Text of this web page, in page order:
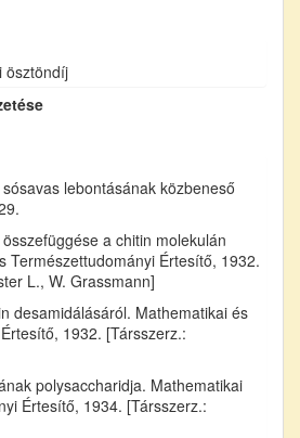
ösztöndíj
lebontásának közbeneső
a chitin molekulán
Természettudományi Értesítő, 1932.
L., W. Grassmann]
desamidálásáról. Mathematikai és
1932. [Társszerz.:
polysaccharidja. Mathematikai
Értesítő, 1934. [Társszerz.: